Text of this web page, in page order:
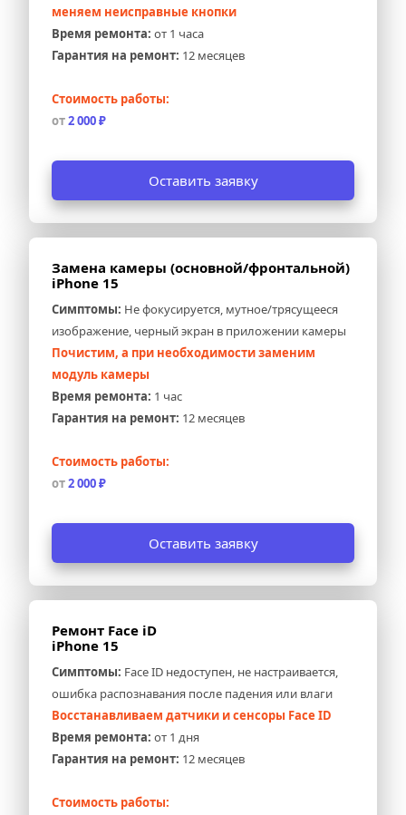
меняем неисправные кнопки
Время ремонта: от 1 часа
Гарантия на ремонт: 12 месяцев
Стоимость работы:
от 2 000 ₽
Оставить заявку
Замена камеры (основной/фронтальной)
iPhone 15
Симптомы: Не фокусируется, мутное/трясущееся
изображение, черный экран в приложении камеры
Почистим, а при необходимости заменим
модуль камеры
Время ремонта: 1 час
Гарантия на ремонт: 12 месяцев
Стоимость работы:
от 2 000 ₽
Оставить заявку
Ремонт Face iD
iPhone 15
Симптомы: Face ID недоступен, не настраивается,
ошибка распознавания после падения или влаги
Восстанавливаем датчики и сенсоры Face ID
Время ремонта: от 1 дня
Гарантия на ремонт: 12 месяцев
Стоимость работы: